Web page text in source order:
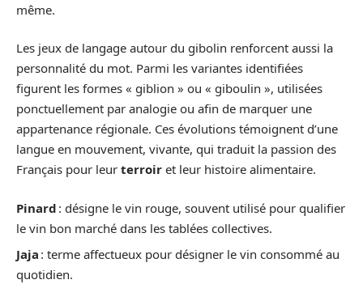
même.
Les jeux de langage autour du gibolin renforcent aussi la
personnalité du mot. Parmi les variantes identifiées
figurent les formes « giblion » ou « giboulin », utilisées
ponctuellement par analogie ou afin de marquer une
appartenance régionale. Ces évolutions témoignent d’une
langue en mouvement, vivante, qui traduit la passion des
Français pour leur terroir et leur histoire alimentaire.
Pinard : désigne le vin rouge, souvent utilisé pour qualifier
le vin bon marché dans les tablées collectives.
Jaja : terme affectueux pour désigner le vin consommé au
quotidien.